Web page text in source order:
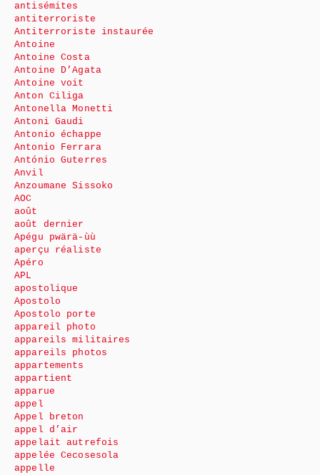
antisémites
antiterroriste
Antiterroriste instaurée
Antoine
Antoine Costa
Antoine D’Agata
Antoine voit
Anton Ciliga
Antonella Monetti
Antoni Gaudi
Antonio échappe
Antonio Ferrara
António Guterres
Anvil
Anzoumane Sissoko
AOC
août
août dernier
Apégu pwärä-ùù
aperçu réaliste
Apéro
APL
apostolique
Apostolo
Apostolo porte
appareil photo
appareils militaires
appareils photos
appartements
appartient
apparue
appel
Appel breton
appel d’air
appelait autrefois
appelée Cecosesola
appelle